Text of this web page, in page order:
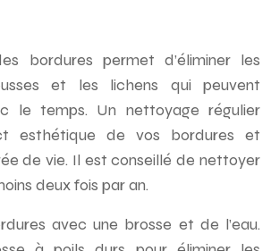
bordures permet d’éliminer les
et les lichens qui peuvent
le temps. Un nettoyage régulier
esthétique de vos bordures et
de vie. Il est conseillé de nettoyer
deux fois par an.
avec une brosse et de l’eau.